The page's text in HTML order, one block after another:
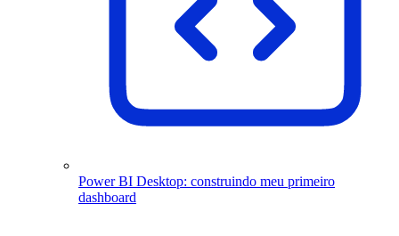
Power BI Desktop: construindo meu primeiro
dashboard